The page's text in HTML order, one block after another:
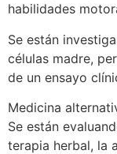
habilidades
Se están
células madre,
de un ensayo
Medicina
Se están
terapia herbal, la